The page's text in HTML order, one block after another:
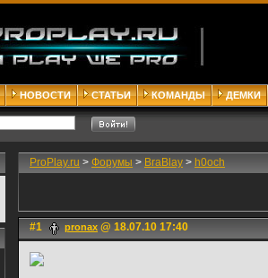
НОВОСТИ СТАТЬИ КОМАНДЫ ДЕМКИ
ProPlay.ru > Форумы > BraBlay > h0och
#1 pronax @ 18.07.10 17:40